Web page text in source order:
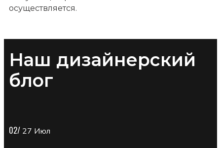
осуществляется.
Наш дизайнерский
блог
02/ 27 Июл